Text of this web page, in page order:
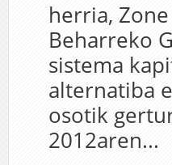
herria,
Beharreko
sistema
alternatiba
osotik
2012aren...